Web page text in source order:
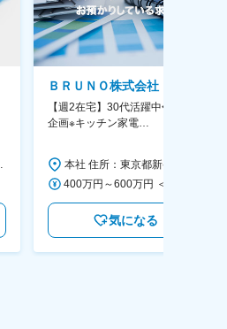
ＢＲＵＮＯ株式会社
【週2在宅】30代活躍中◆商品
企画※キッチン家電
気になる